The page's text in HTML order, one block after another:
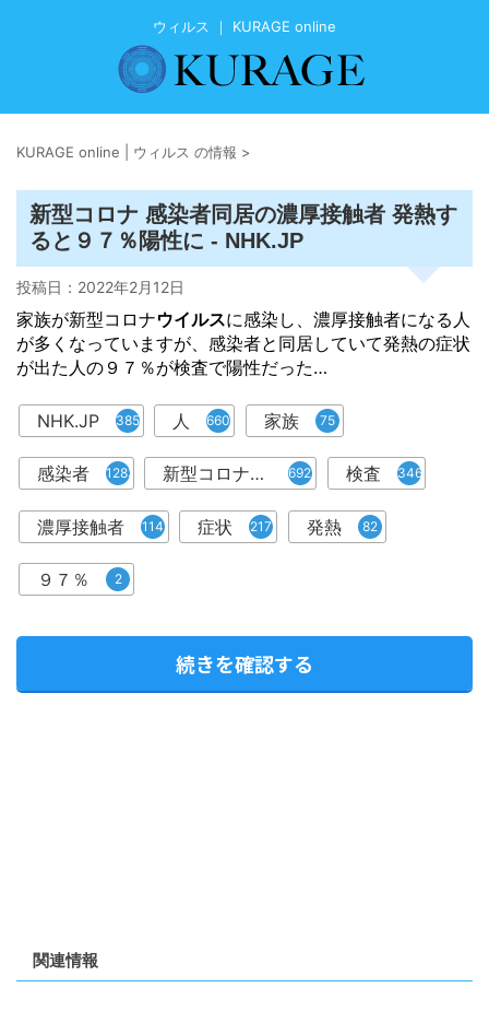
ウィルス ｜ KURAGE online
KURAGE online | ウィルス の情報 >
新型コロナ 感染者同居の濃厚接触者 発熱す
ると９７％陽性に - NHK.JP
投稿日： 2022年2月12日
家族が新型コロナウイルスに感染し、濃厚接触者になる人
が多くなっていますが、感染者と同居していて発熱の症状
が出た人の９７％が検査で陽性だった…
NHK.JP 385 人 660 家族 75
感染者 1283 新型コロナウイルス 6921 検査 346
濃厚接触者 114 症状 217 発熱 82
９７％ 2
続きを確認する
関連情報